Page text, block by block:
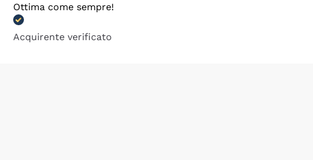
Ottima come sempre!
Acquirente verificato